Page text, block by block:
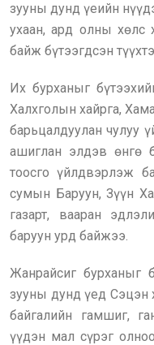
зууны дунд үеийн
ухаан, ард олны хөлс
байж бүтээгдсэн
Их бурханыг
Халхголын хайрга,
барьцалдуулан чулуу
ашиглан элдэв өнгө
тоосго үйлдвэрлэж
сумын Баруун, Зүүн
газарт, вааран
баруун урд байжээ.
Жанрайсиг бурханыг
зууны дунд үед Сэцэн
байгалийн гамшиг,
үүдэн мал сүрэг